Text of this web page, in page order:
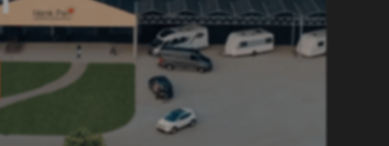
verwijderen. Het gebruik van een
afgeraden, omdat dit schade aan de mover kan